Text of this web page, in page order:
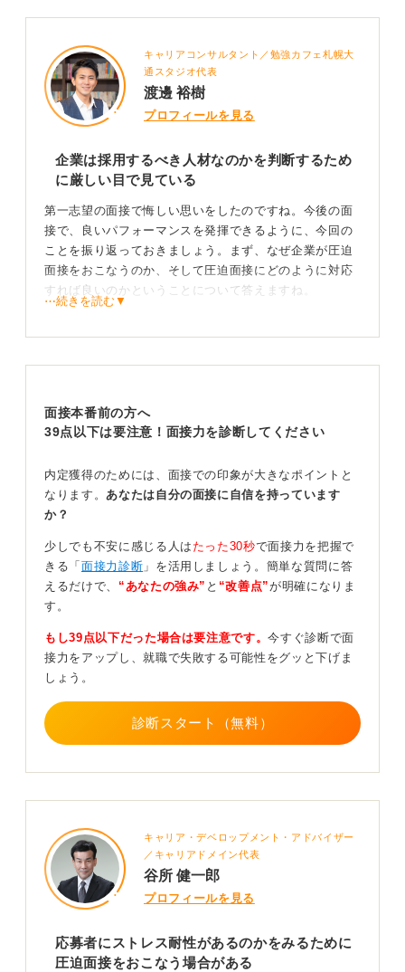
面接官がどういった意図で圧迫面接をおこなうのか、圧
迫面接ではどのように対応すれば良いのかについて教え
てください。
キャリアコンサルタント／勉強カフェ札幌大
通スタジオ代表
渡邊 裕樹
プロフィールを見る
企業は採用するべき人材なのかを判断するため
に厳しい目で見ている
第一志望の面接で悔しい思いをしたのですね。今後の面
接で、良いパフォーマンスを発揮できるように、今回の
ことを振り返っておきましょう。まず、なぜ企業が圧迫
面接をおこなうのか、そして圧迫面接にどのように対応
すれば良いのかということについて答えますね。
の自己紹介から一度も笑顔を作ることなく、厳しい質問
まず、面接官が笑顔を見せないことは普通にあります。
が、お互いリラックスして素の部分を見せられるのに」
と思うでしょう。しかし、企業からすると仕事をするな
かで、上司や顧客が笑顔を見せなければパフォーマンス
せん。特に顧客はこちら側がやりやすいように接する必
要もないわけです。
また、「この会社で成果を上げることができる人材かど
性もあります。企業が社員を一人採用するということは
非常にコストがかかる行為です。もしそこで判断を間違
ってしまうと、想定したとおりの成果を上げられない人
に対して給料を支払い続けることになってしまいます。
それくらい社員を採用するということは、企業にとって
すね。企業側の事情を解説するとそのような面があると
普通のやり取りを圧迫面接だととらえてしまってい
る可能性もある
ほかにも、面接側としては圧迫しているつもりがなくて
えば上司が部下に対して「それってどういうこと？」
「その根拠は？」「それ意味あるの？」といった形で質
⋯続きを読む▼
面接本番前の方へ
39点以下は要注意！面接力を診断してください
内定獲得のためには、面接での印象が大きなポイントと
なります。 あなたは自分の面接に自信を持っています
か？
少しでも不安に感じる人は たった30秒で面接力を把握で
きる「 面接力診断 」を活用しましょう。簡単な質問に答
えるだけで、 “あなたの強み” と “改善点”が明確になりま
す。
もし39点以下だった場合は要注意です。今すぐ診断で面
接力をアップし、就職で失敗する可能性をグッと下げま
しょう。
診断スタート（無料）
キャリア・デベロップメント・アドバイザー
／キャリアドメイン代表
谷所 健一郎
プロフィールを見る
応募者にストレス耐性があるのかをみるために
圧迫面接をおこなう場合がある